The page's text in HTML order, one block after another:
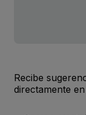
Recibe
directamente